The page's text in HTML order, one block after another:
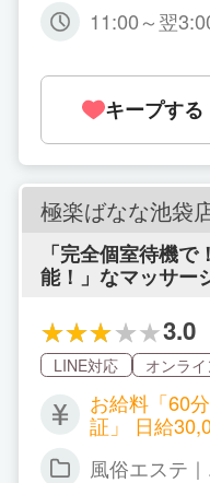
11:00～翌
短期、「こ
も大歓迎！
キープする
極楽ばなな池袋
「完全個室待機
能！」なマッサー
3.0
LINE対応 オンラ
お給料「60
証」 日給
もお給料が上
風俗エステ